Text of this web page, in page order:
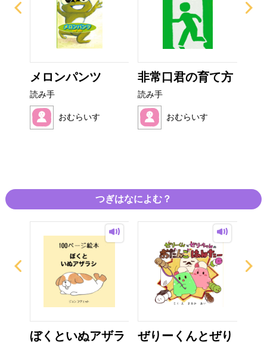
メロンパンツ
読み手
おむらいす
非常口君の育て方
読み手
おむらいす
つぎはなによむ？
ぼくといぬアザラ
ぜりーくんとぜり